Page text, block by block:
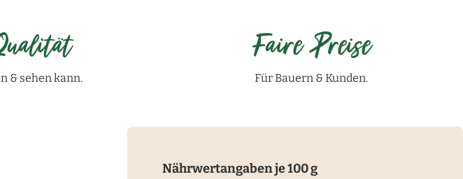
& sehen kann.
Faire Preise
Für Bauern & Kunden.
Nährwertangaben je 100 g